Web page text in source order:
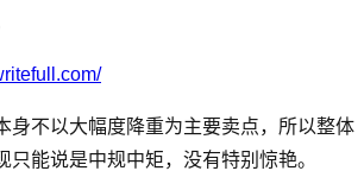
身不以大幅度降重为主要卖点，所以整体
只能说是中规中矩，没有特别惊艳。